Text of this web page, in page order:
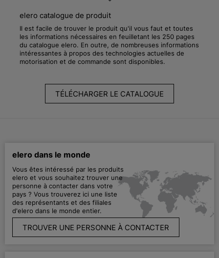
elero catalogue de produit
Il est facile de trouver le produit qu'il vous faut et toutes
les informations nécessaires en feuilletant les 250 pages
du catalogue elero. En outre, de nombreuses informations
intéressantes à propos des technologies actuelles de
motorisation et de commande sont disponibles.
TÉLÉCHARGER LE CATALOGUE
elero dans le monde
Vous êtes intéressé par les produits
elero et vous souhaitez trouver une
personne à contacter dans votre
pays ? Vous trouverez ici une liste
des représentants et des filiales
d'elero dans le monde entier.
TROUVER UNE PERSONNE À CONTACTER